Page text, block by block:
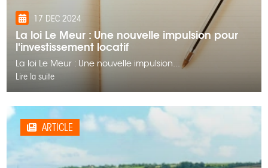
17 DEC 2024
La loi Le Meur : Une nouvelle impulsion pour
l'investissement locatif
La loi Le Meur : Une nouvelle impulsion...
Lire la suite
ARTICLE